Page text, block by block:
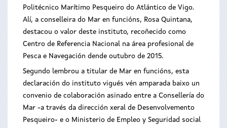
Politécnico Marítimo Pesqueiro do Atlántico de Vigo.
Alí, a conselleira do Mar en funcións, Rosa Quintana,
destacou o valor deste instituto, recoñecido como
Centro de Referencia Nacional na área profesional de
Pesca e Navegación dende outubro de 2015.
Segundo lembrou a titular de Mar en funcións, esta
declaración do instituto vigués vén amparada baixo un
convenio de colaboración asinado entre a Consellería do
Mar -a través da dirección xeral de Desenvolvemento
Pesqueiro- e o Ministerio de Empleo y Seguridad social